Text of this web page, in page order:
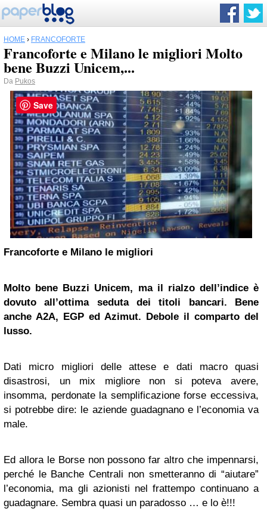
HOME › FRANCOFORTE
Francoforte e Milano le migliori Molto
bene Buzzi Unicem,...
Da Pukos
Francoforte e Milano le migliori
Molto bene Buzzi Unicem, ma il rialzo dell’indice è
dovuto all’ottima seduta dei titoli bancari. Bene
anche A2A, EGP ed Azimut. Debole il comparto del
lusso.
Dati micro migliori delle attese e dati macro quasi
disastrosi, un mix migliore non si poteva avere,
insomma, perdonate la semplificazione forse eccessiva,
si potrebbe dire: le aziende guadagnano e l’economia va
male.
Ed allora le Borse non possono far altro che impennarsi,
perché le Banche Centrali non smetteranno di “aiutare”
l’economia, ma gli azionisti nel frattempo continuano a
guadagnare. Sembra quasi un paradosso … e lo è!!!
Save